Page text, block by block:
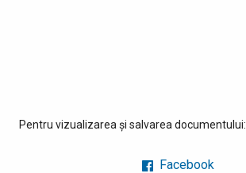
Pentru vizualizarea și salvarea documentului:
Facebook